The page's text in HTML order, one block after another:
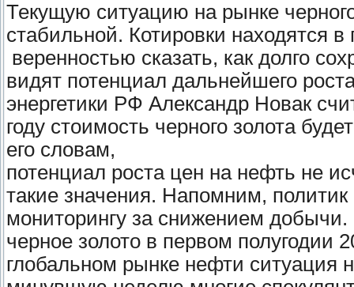
Текущую ситуацию на рынке
стабильной. Котировки находятся
веренностью сказать, как долго
видят потенциал дальнейшего
энергетики РФ Александр Новак
году стоимость черного золота
его словам,
потенциал роста цен на нефть не
такие значения. Напомним,
мониторингу за снижением
черное золото в первом полугодии
глобальном рынке нефти ситуация